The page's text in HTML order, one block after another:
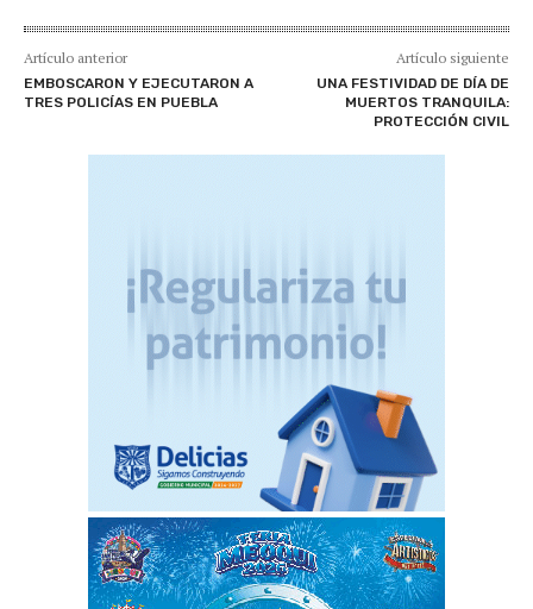
Artículo anterior
EMBOSCARON Y EJECUTARON A
TRES POLICÍAS EN PUEBLA
Artículo siguiente
UNA FESTIVIDAD DE DÍA DE
MUERTOS TRANQUILA:
PROTECCIÓN CIVIL